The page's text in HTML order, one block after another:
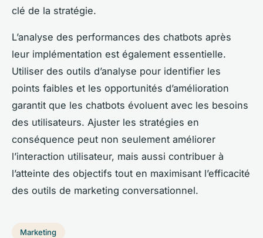
clé de la stratégie.
L’analyse des performances des chatbots après
leur implémentation est également essentielle.
Utiliser des outils d’analyse pour identifier les
points faibles et les opportunités d’amélioration
garantit que les chatbots évoluent avec les besoins
des utilisateurs. Ajuster les stratégies en
conséquence peut non seulement améliorer
l’interaction utilisateur, mais aussi contribuer à
l’atteinte des objectifs tout en maximisant l’efficacité
des outils de marketing conversationnel.
Marketing